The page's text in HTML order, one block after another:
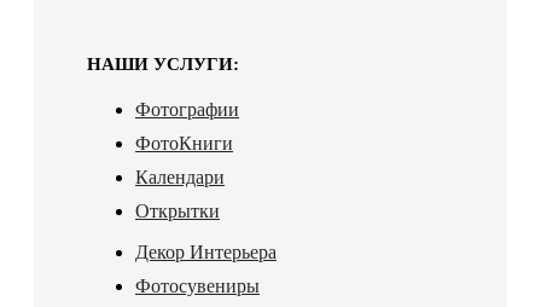
НАШИ УСЛУГИ:
Фотографии
ФотоКниги
Календари
Открытки
Декор Интерьера
Фотосувениры